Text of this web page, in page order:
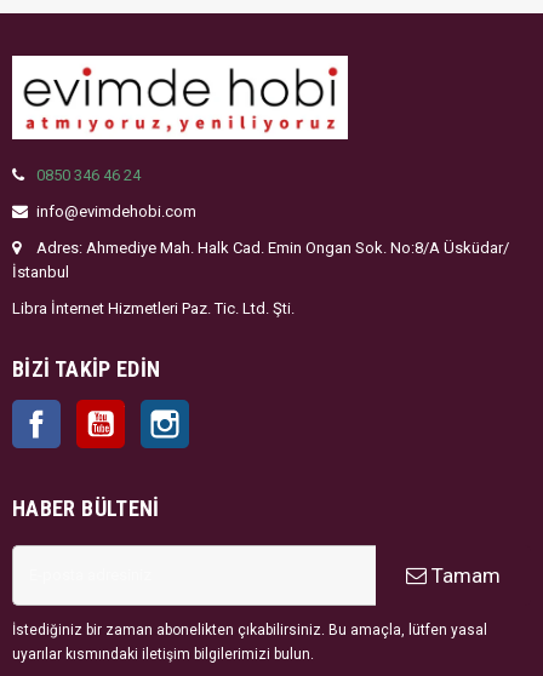
0850 346 46 24
info@evimdehobi.com
Adres: Ahmediye Mah. Halk Cad. Emin Ongan Sok. No:8/A Üsküdar/
İstanbul
Libra İnternet Hizmetleri Paz. Tic. Ltd. Şti.
BIZI TAKIP EDIN
Facebook YouTube
HABER BÜLTENI
Tamam
İstediğiniz bir zaman abonelikten çıkabilirsiniz. Bu amaçla, lütfen yasal
uyarılar kısmındaki iletişim bilgilerimizi bulun.